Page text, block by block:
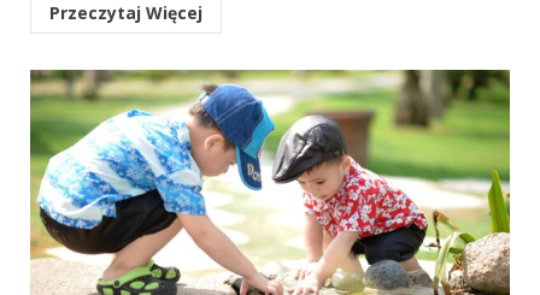
Przeczytaj Więcej